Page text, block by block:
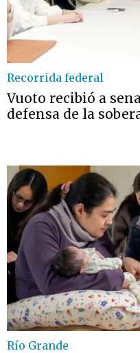
Recorrida federal
Vuoto recibió a
defensa de la
Río Grande